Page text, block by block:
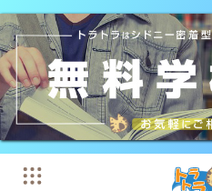
メインコンテンツへスキップ